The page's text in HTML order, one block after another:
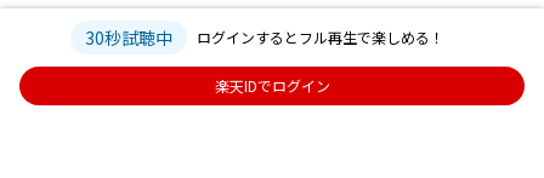
30秒試聴中 ログインするとフル再生で楽しめる！
楽天IDでログイン